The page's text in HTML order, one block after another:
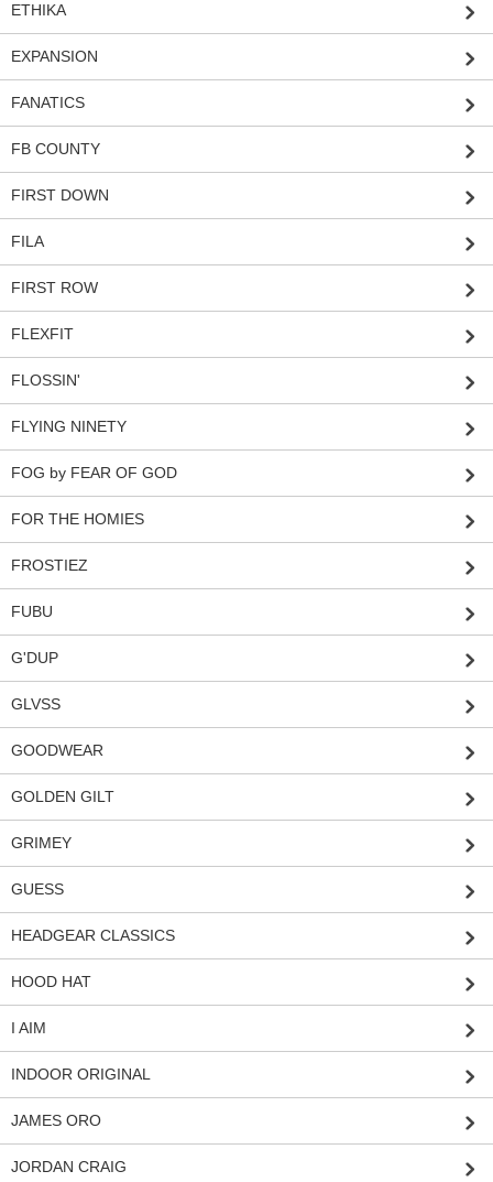
ETHIKA
EXPANSION
FANATICS
FB COUNTY
FIRST DOWN
FILA
FIRST ROW
FLEXFIT
FLOSSIN'
FLYING NINETY
FOG by FEAR OF GOD
FOR THE HOMIES
FROSTIEZ
FUBU
G'DUP
GLVSS
GOODWEAR
GOLDEN GILT
GRIMEY
GUESS
HEADGEAR CLASSICS
HOOD HAT
I AIM
INDOOR ORIGINAL
JAMES ORO
JORDAN CRAIG